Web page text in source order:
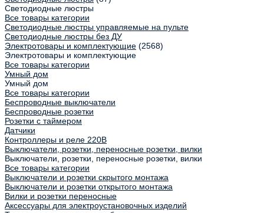
Светодиодные люстры
Все товары категории
Светодиодные люстры управляемые на пульте
Светодиодные люстры без ДУ
Электротовары и комплектующие (2568)
Электротовары и комплектующие
Все товары категории
Умный дом
Умный дом
Все товары категории
Беспроводные выключатели
Беспроводные розетки
Розетки с таймером
Датчики
Контроллеры и реле 220В
Выключатели, розетки, переносные розетки, вилки
Выключатели, розетки, переносные розетки, вилки
Все товары категории
Выключатели и розетки скрытого монтажа
Выключатели и розетки открытого монтажа
Вилки и розетки переносные
Аксессуары для электроустановочных изделий